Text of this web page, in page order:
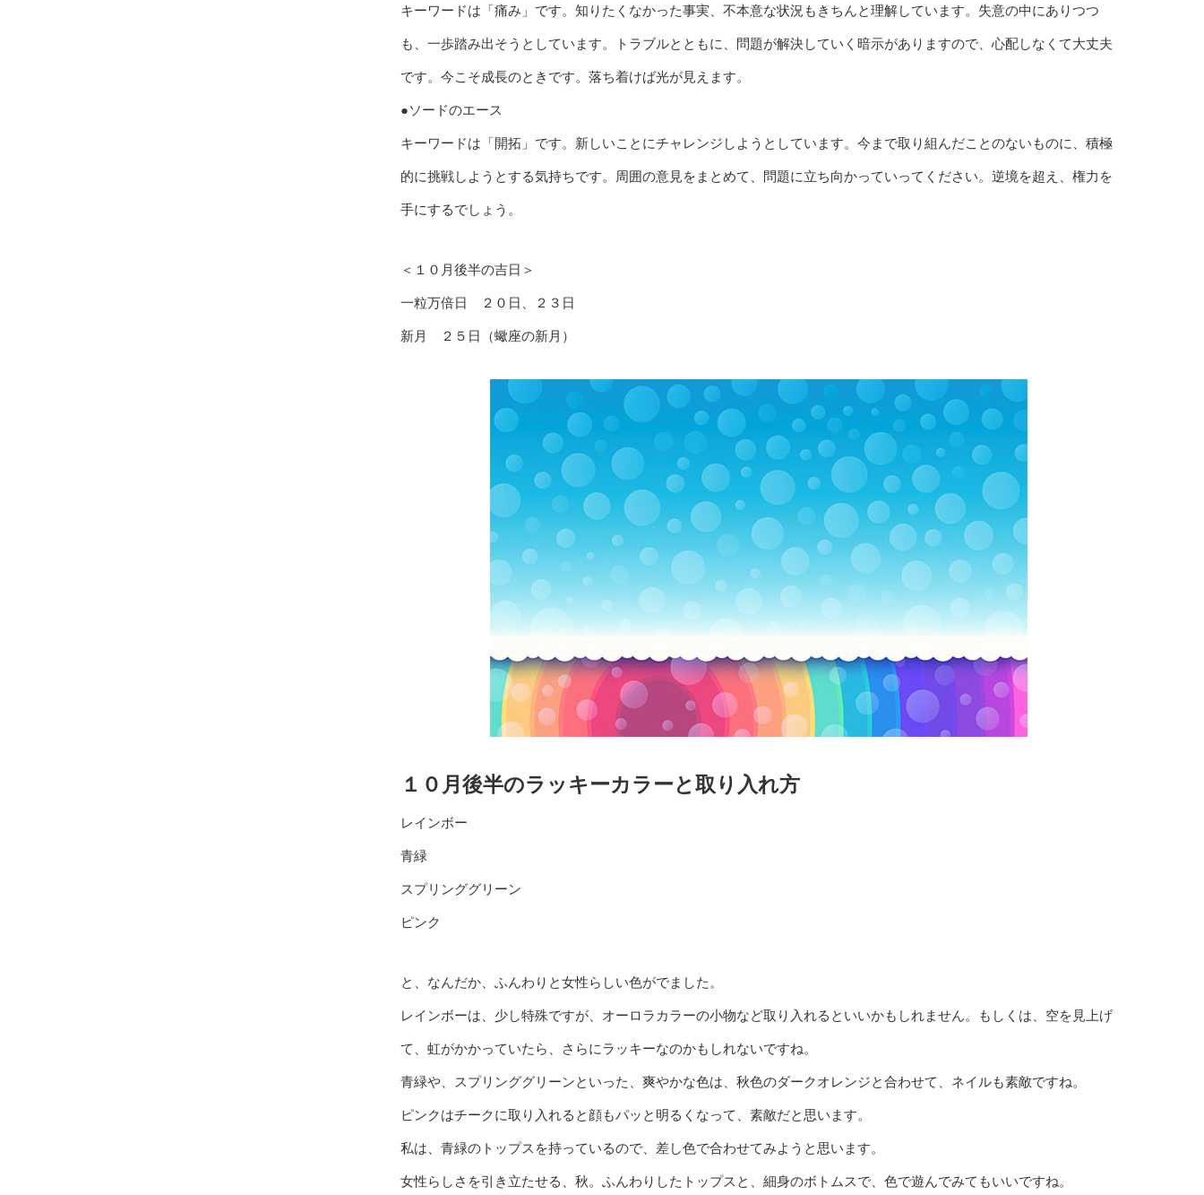
キーワードは「痛み」です。知りたくなかった事実、不本意な状況もきちんと理解しています。失意の中にありつつ
も、一歩踏み出そうとしています。トラブルとともに、問題が解決していく暗示がありますので、心配しなくて大丈夫
です。今こそ成長のときです。落ち着けば光が見えます。
●ソードのエース
キーワードは「開拓」です。新しいことにチャレンジしようとしています。今まで取り組んだことのないものに、積極
的に挑戦しようとする気持ちです。周囲の意見をまとめて、問題に立ち向かっていってください。逆境を超え、権力を
手にするでしょう。
＜１０月後半の吉日＞
一粒万倍日 ２０日、２３日
新月 ２５日（蠍座の新月）
１０月後半のラッキーカラーと取り入れ方
レインボー
青緑
スプリンググリーン
ピンク
と、なんだか、ふんわりと女性らしい色がでました。
レインボーは、少し特殊ですが、オーロラカラーの小物など取り入れるといいかもしれません。もしくは、空を見上げ
て、虹がかかっていたら、さらにラッキーなのかもしれないですね。
青緑や、スプリンググリーンといった、爽やかな色は、秋色のダークオレンジと合わせて、ネイルも素敵ですね。
ピンクはチークに取り入れると顔もパッと明るくなって、素敵だと思います。
私は、青緑のトップスを持っているので、差し色で合わせてみようと思います。
女性らしさを引き立たせる、秋。ふんわりしたトップスと、細身のボトムスで、色で遊んでみてもいいですね。